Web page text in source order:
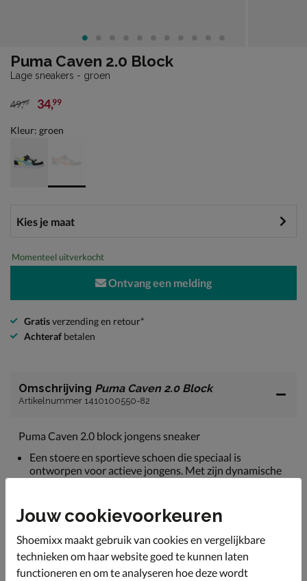
Puma Caven 2.0 Block
Lage sneakers - groen
van € 49,99 voor € 34,99
49,99 34,99
Kleur: groen
Momenteel uitverkocht
Ontvang een melding
Gratisverzending en retour*
Achteraf betalen
Omschrijving Puma Caven 2.0 Block
Artikelnummer 1410100550-82
Puma Caven 2.0 block jongens sneaker
Een stoere en sportieve schoen die speciaal is
ontworpen voor actieve jongens. Met zijn dynamische
sneaker.
kunstleer. Het ontwerp is voorzien van opvallende
kleurblokken en contrasterende details, waardoor het
een moderne en sportieve uitstraling heeft.
Jouw cookievoorkeuren
Shoemixx maakt gebruik van cookies en vergelijkbare
technieken om haar website goed te kunnen laten
functioneren en om te analyseren hoe deze wordt